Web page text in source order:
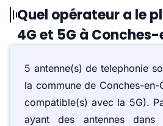
Quel opérateur a le
4G et 5G à
5 antenne(s) de telephonie
la commune de Conches-
compatible(s) avec la 5G).
ayant des antennes